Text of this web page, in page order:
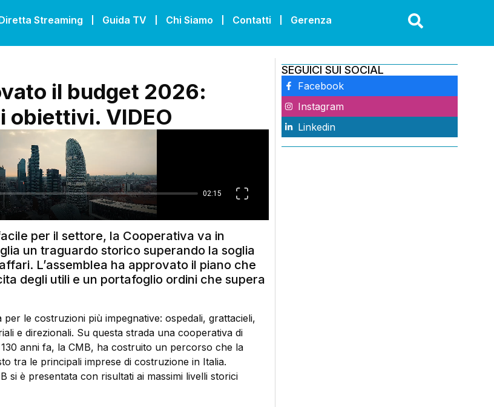
Streaming Guida TV Chi Siamo Contatti Gerenza
il budget 2026:
obiettivi. VIDEO
per il settore, la Cooperativa va in
un traguardo storico superando la soglia
L’assemblea ha approvato il piano che
degli utili e un portafoglio ordini che supera
per le costruzioni più impegnative: ospedali, grattacieli,
e direzionali. Su questa strada una cooperativa di
anni fa, la CMB, ha costruito un percorso che la
tra le principali imprese di costruzione in Italia.
si è presentata con risultati ai massimi livelli storici
SEGUICI SUI SOCIAL
Facebook
Instagram
Linkedin